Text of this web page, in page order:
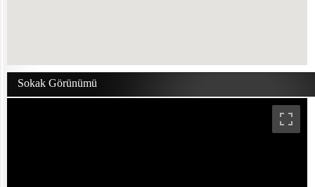
Sokak Görünümü